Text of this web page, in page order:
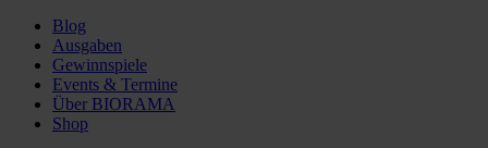
Blog
Ausgaben
Gewinnspiele
Events & Termine
Über BIORAMA
Shop